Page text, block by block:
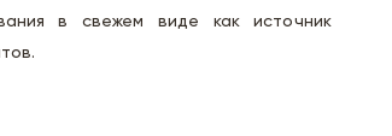
в свежем виде как источник